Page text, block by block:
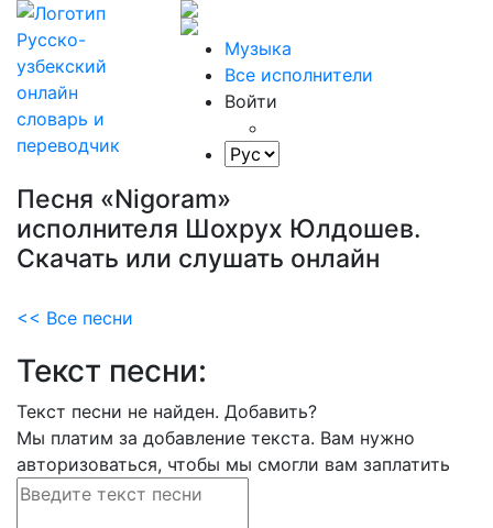
Музыка
Все исполнители
Войти
Песня «Nigoram»
исполнителя Шохрух Юлдошев.
Скачать или слушать онлайн
<< Все песни
Текст песни:
Текст песни не найден. Добавить?
Мы платим за добавление текста. Вам нужно
авторизоваться, чтобы мы смогли вам заплатить